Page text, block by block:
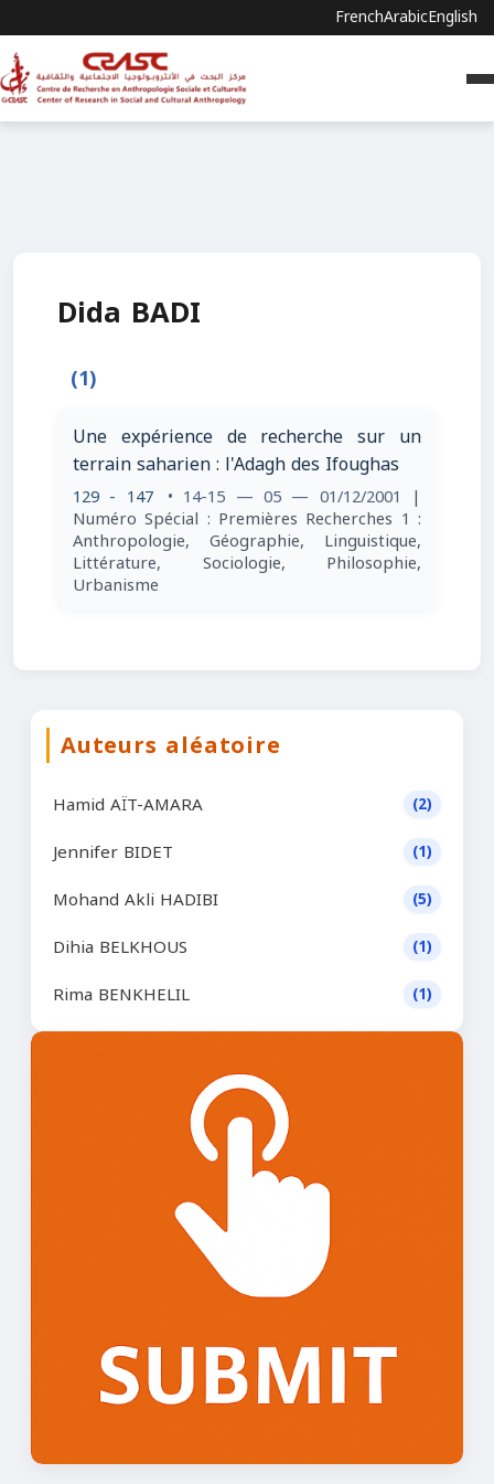
FrenchArabicEnglish
Dida BADI
(1)
Une expérience de recherche sur un
terrain saharien : l'Adagh des Ifoughas
129 - 147 • 14-15 — 05 — 01/12/2001 |
Numéro Spécial : Premières Recherches 1 :
Anthropologie, Géographie, Linguistique,
Littérature, Sociologie, Philosophie,
Urbanisme
Auteurs aléatoire
Hamid AÏT-AMARA (2)
Jennifer BIDET (1)
Mohand Akli HADIBI (5)
Dihia BELKHOUS (1)
Rima BENKHELIL (1)